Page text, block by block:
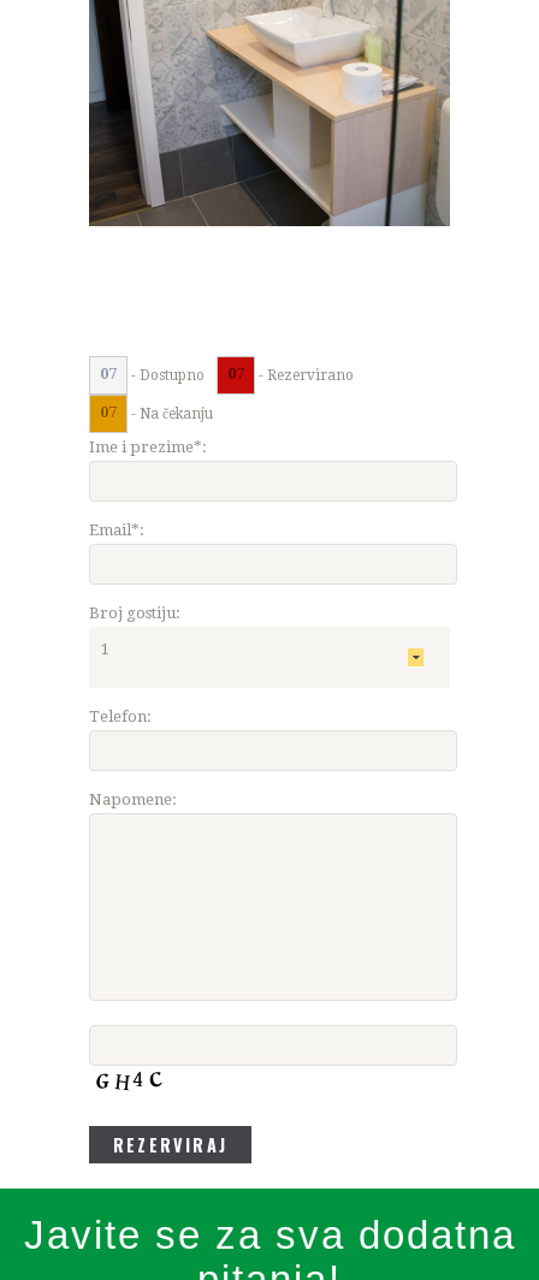
07 - Dostupno 07 - Rezervirano
07 - Na čekanju
Ime i prezime*:
Email*:
Broj gostiju:
Telefon:
Napomene:
Javite se za sva dodatna